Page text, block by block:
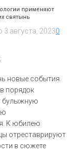
применяют
святынь
3 августа, 20230
новые события.
порядок
булыжную
К юбилею
отреставрируют
в cюжете